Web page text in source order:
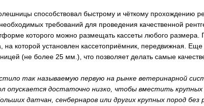
способствовал быстрому и чёткому прохождению
требований для проведения качественной
которого можно размещать кассеты любого размера.
на которой установлен кассетоприёмник, передвижная.
(не более 25 мм.), что позволяет делать самые
так называемую первую на рынке ветеринарной
достаточно низко, чтобы вместить крупных
датчан, сенбернаров или других крупных пород без